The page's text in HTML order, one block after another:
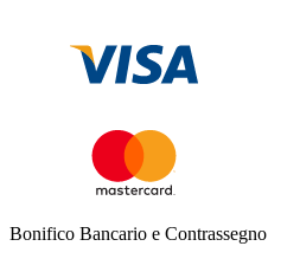
Bonifico Bancario e Contrassegno